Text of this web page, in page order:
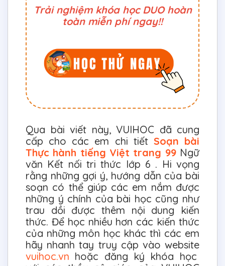
Trải nghiệm khóa học DUO hoàn
toàn miễn phí ngay!!
Qua bài viết này, VUIHOC đã cung
cấp cho các em chi tiết Soạn bài
Thực hành tiếng Việt trang 99Ngữ
văn Kết nối tri thức lớp 6 . Hi vọng
rằng những gợi ý, hướng dẫn của bài
soạn có thể giúp các em nắm được
những ý chính của bài học cũng như
trau dồi được thêm nội dung kiến
thức. Để học nhiều hơn các kiến thức
của những môn học khác thì các em
hãy nhanh tay truy cập vào website
vuihoc.vn hoặc đăng ký khóa học